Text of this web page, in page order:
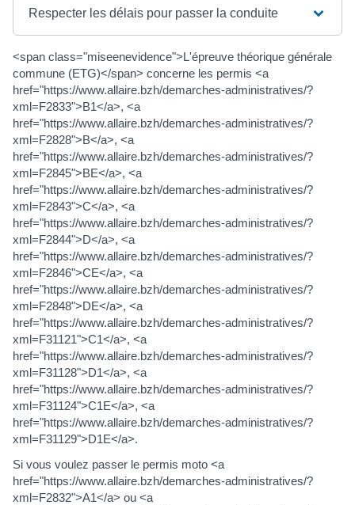
Respecter les délais pour passer la conduite
<span class="miseenevidence">L'épreuve théorique générale
commune (ETG)</span> concerne les permis <a
href="https://www.allaire.bzh/demarches-administratives/?
xml=F2833">B1</a>, <a
href="https://www.allaire.bzh/demarches-administratives/?
xml=F2828">B</a>, <a
href="https://www.allaire.bzh/demarches-administratives/?
xml=F2845">BE</a>, <a
href="https://www.allaire.bzh/demarches-administratives/?
xml=F2843">C</a>, <a
href="https://www.allaire.bzh/demarches-administratives/?
xml=F2844">D</a>, <a
href="https://www.allaire.bzh/demarches-administratives/?
xml=F2846">CE</a>, <a
href="https://www.allaire.bzh/demarches-administratives/?
xml=F2848">DE</a>, <a
href="https://www.allaire.bzh/demarches-administratives/?
xml=F31121">C1</a>, <a
href="https://www.allaire.bzh/demarches-administratives/?
xml=F31128">D1</a>, <a
href="https://www.allaire.bzh/demarches-administratives/?
xml=F31124">C1E</a>, <a
href="https://www.allaire.bzh/demarches-administratives/?
xml=F31129">D1E</a>.
Si vous voulez passer le permis moto <a
href="https://www.allaire.bzh/demarches-administratives/?
xml=F2832">A1</a> ou <a